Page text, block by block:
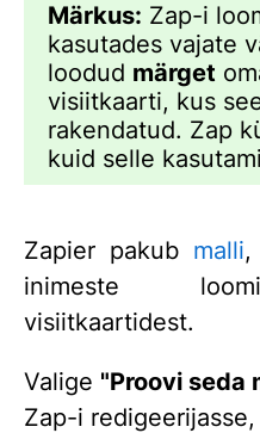
Märkus: Zap-i
kasutades vajate
loodud märget
visiitkaarti, kus
rakendatud. Zap
kuid selle
Zapier pakub malli,
inimeste
visiitkaartidest.
Valige "Proovi seda
Zap-i